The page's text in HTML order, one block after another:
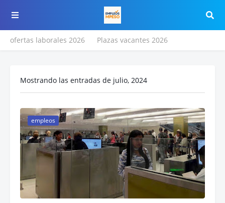
ofertas laborales 2026 Plazas vacantes 2026
Mostrando las entradas de julio, 2024
empleos